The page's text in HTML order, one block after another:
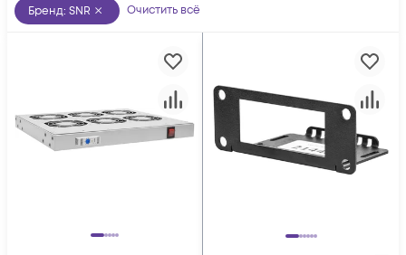
Бренд: SNR Очистить всё